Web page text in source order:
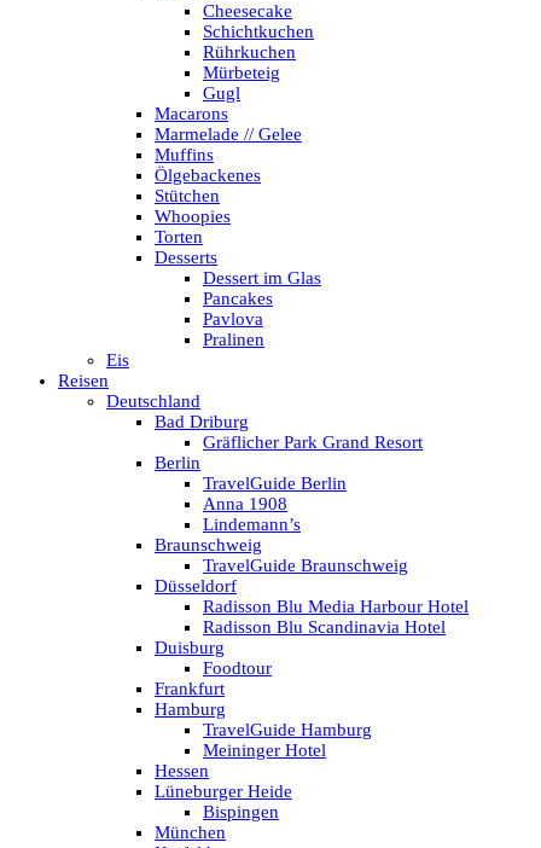
Cheesecake
Schichtkuchen
Rührkuchen
Mürbeteig
Gugl
Macarons
Marmelade // Gelee
Muffins
Ölgebackenes
Stütchen
Whoopies
Torten
Desserts
Dessert im Glas
Pancakes
Pavlova
Pralinen
Eis
Reisen
Deutschland
Bad Driburg
Gräflicher Park Grand Resort
Berlin
TravelGuide Berlin
Anna 1908
Lindemann’s
Braunschweig
TravelGuide Braunschweig
Düsseldorf
Radisson Blu Media Harbour Hotel
Radisson Blu Scandinavia Hotel
Duisburg
Foodtour
Frankfurt
Hamburg
TravelGuide Hamburg
Meininger Hotel
Hessen
Lüneburger Heide
Bispingen
München